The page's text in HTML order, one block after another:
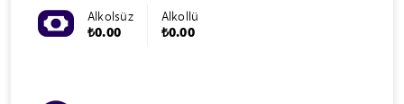
Alkolsüz
₺0.00
Alkollü
₺0.00